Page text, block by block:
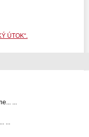
ÚTOK“.
...
...